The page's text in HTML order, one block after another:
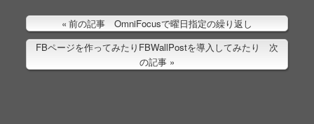
前の記事 OmniFocusで曜日指定の繰り返し
FBページを作ってみたりFBWallPostを導入してみたり 次
の記事